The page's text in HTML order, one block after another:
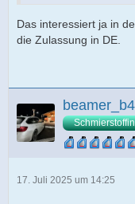
Das interessiert ja in
die Zulassung in DE.
17. Juli 2025 um 14:25